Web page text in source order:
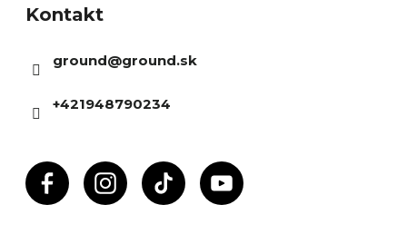
Kontakt
ground@ground.sk
+421948790234